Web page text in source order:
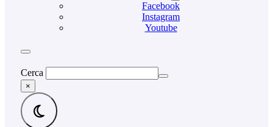
Facebook
Instagram
Youtube
Cerca
×